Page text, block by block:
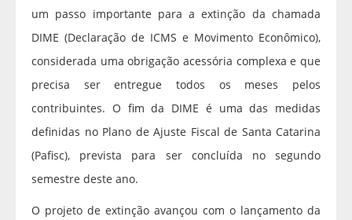
um passo importante para a extinção da chamada
DIME (Declaração de ICMS e Movimento Econômico),
considerada uma obrigação acessória complexa e que
precisa ser entregue todos os meses pelos
contribuintes. O fim da DIME é uma das medidas
definidas no Plano de Ajuste Fiscal de Santa Catarina
(Pafisc), prevista para ser concluída no segundo
semestre deste ano.
O projeto de extinção avançou com o lançamento da